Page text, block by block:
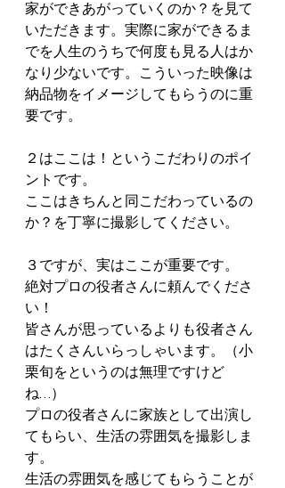
家ができあがっていくのか？を見て
いただきます。実際に家ができるま
でを人生のうちで何度も見る人はか
なり少ないです。こういった映像は
納品物をイメージしてもらうのに重
要です。
２はここは！というこだわりのポイ
ントです。
ここはきちんと同こだわっているの
か？を丁寧に撮影してください。
３ですが、実はここが重要です。
絶対プロの役者さんに頼んでくださ
い！
皆さんが思っているよりも役者さん
はたくさんいらっしゃいます。（小
栗旬をというのは無理ですけど
ね…）
プロの役者さんに家族として出演し
てもらい、生活の雰囲気を撮影しま
す。
生活の雰囲気を感じてもらうことが